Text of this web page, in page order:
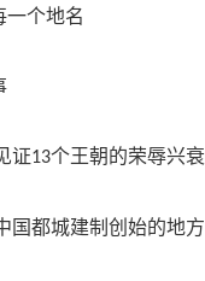
一个地名
证13个王朝的荣辱兴衰
国都城建制创始的地方